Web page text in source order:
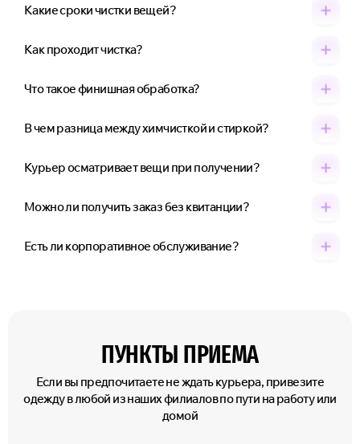
Какие сроки чистки вещей?
Как проходит чистка?
Что такое финишная обработка?
В чем разница между химчисткой и стиркой?
Курьер осматривает вещи при получении?
Можно ли получить заказ без квитанции?
Есть ли корпоративное обслуживание?
ПУНКТЫ ПРИЕМА
Если вы предпочитаете не ждать курьера, привезите
одежду в любой из наших филиалов по пути на работу или
домой